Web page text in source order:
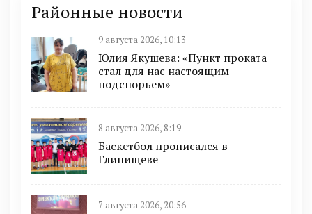
Районные новости
9 августа 2026, 10:13
Юлия Якушева: «Пункт проката
стал для нас настоящим
подспорьем»
8 августа 2026, 8:19
Баскетбол прописался в
Глинищеве
7 августа 2026, 20:56